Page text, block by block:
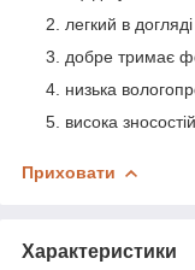
легкий в
добре тримає
низька
висока
Приховати
Характеристики